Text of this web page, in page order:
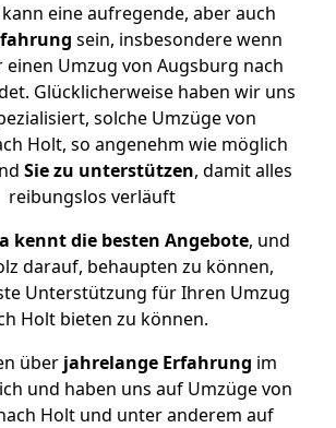
eine aufregende, aber auch
sein, insbesondere wenn
einen Umzug von Augsburg nach
Glücklicherweise haben wir uns
solche Umzüge von
Holt, so angenehm wie möglich
Sie zu unterstützen, damit alles
reibungslos verläuft
kennt die besten Angebote, und
darauf, behaupten zu können,
Unterstützung für Ihren Umzug
Holt bieten zu können.
überjahrelange Erfahrung im
und haben uns auf Umzüge von
Holt und unter anderem auf